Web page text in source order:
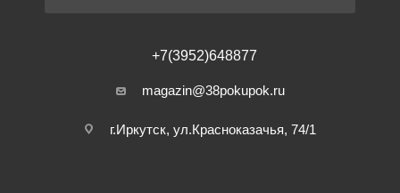
+7(3952)648877
magazin@38pokupok.ru
г.Иркутск, ул.Красноказачья, 74/1